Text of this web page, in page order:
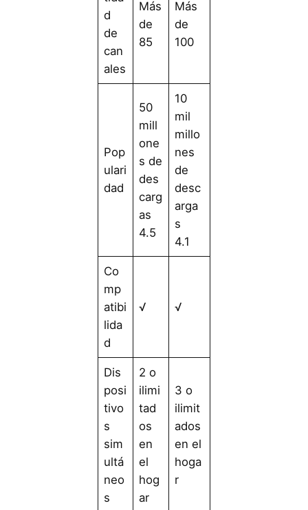
d
de
can
ales
Más
de
85
Más
de
100
Pop
ulari
dad
50
mill
one
s de
des
carg
as
4.5
10
mil
millo
nes
de
desc
arga
s
4.1
Co
mp
atibi
lida
d
√ √
Dis
posi
tivo
s
sim
ultá
neo
s
2 o
ilimi
tad
os
en
el
hog
ar
3 o
ilimit
ados
en el
hoga
r